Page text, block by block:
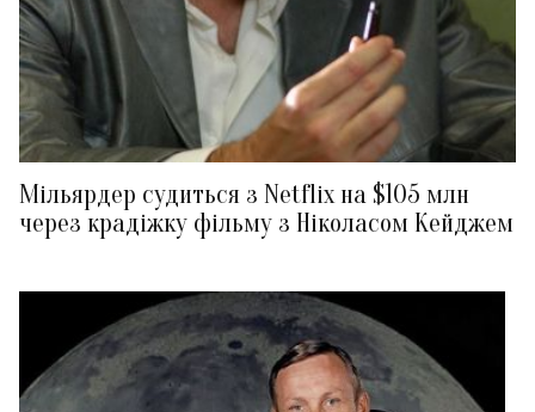
Мільярдер судиться з Netflix на $105 млн
через крадіжку фільму з Ніколасом Кейджем